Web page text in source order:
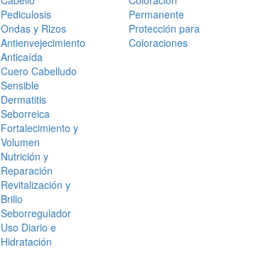
Pediculosis
Ondas y Rizos
Antienvejecimiento
Anticaída
Cuero Cabelludo
Sensible
Dermatitis
Seborreica
Fortalecimiento y
Volumen
Nutrición y
Reparación
Revitalización y
Brillo
Seborregulador
Uso Diario e
Hidratación
Permanente
Protección para
Coloraciones